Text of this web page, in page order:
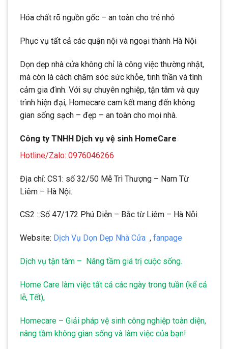
Hóa chất rõ nguồn gốc – an toàn cho trẻ nhỏ
Phục vụ tất cả các quận nội và ngoại thành Hà Nội
Dọn dẹp nhà cửa không chỉ là công việc thường nhật,
mà còn là cách chăm sóc sức khỏe, tinh thần và tình
cảm gia đình. Với sự chuyên nghiệp, tận tâm và quy
trình hiện đại, Homecare cam kết mang đến không
gian sống sạch – đẹp – an toàn cho mọi nhà.
Công ty TNHH Dịch vụ vệ sinh HomeCare
Hotline/Zalo: 0976046266
Địa chỉ: CS1: số 32/50 Mễ Trì Thượng – Nam Từ
Liêm – Hà Nội.
CS2 : Số 47/172 Phú Diễn – Bắc từ Liêm – Hà Nội
Website: Dịch Vụ Dọn Dẹp Nhà Cửa , fanpage
Dịch vụ tận tâm – Nâng tầm giá trị cuộc sống.
Home Care làm việc tất cả các ngày trong tuần (kể cả
lễ, Tết),
Homecare – Giải pháp vệ sinh công nghiệp toàn diện,
nâng tầm không gian sống và làm việc của bạn!